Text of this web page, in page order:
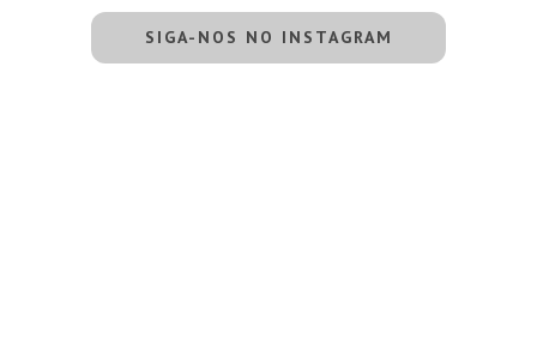
SIGA-NOS NO INSTAGRAM